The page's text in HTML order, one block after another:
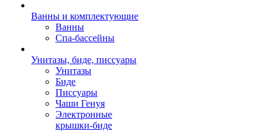
Ванны и комплектующие
Ванны
Спа-бассейны
Унитазы, биде, писсуары
Унитазы
Биде
Писсуары
Чаши Генуя
Электронные
крышки-биде